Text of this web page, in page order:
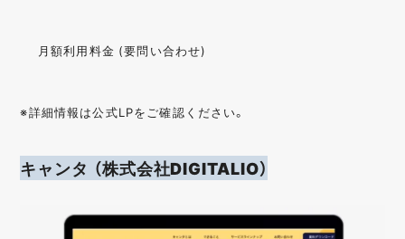
月額利用料金 (要問い合わせ)
※詳細情報は公式LPをご確認ください。
キャンタ （株式会社DIGITALIO）